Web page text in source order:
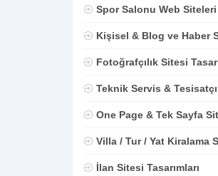
Spor Salonu Web Siteleri
Kişisel & Blog ve Haber
Fotoğrafçılık Sitesi
Teknik Servis &
One Page & Tek Sayfa
Villa / Tur / Yat Kiralama
İlan Sitesi Tasarımları